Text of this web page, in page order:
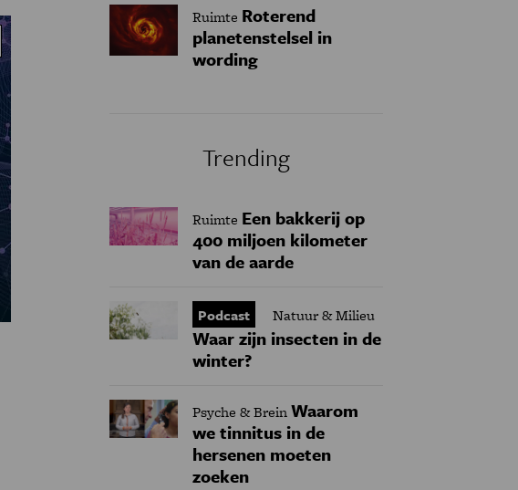
Ruimte Roterend
planetenstelsel in
wording
Trending
Ruimte Een bakkerij op
400 miljoen kilometer
van de aarde
Podcast Natuur & Milieu
Waar zijn insecten in de
winter?
Psyche & BreinWaarom
we tinnitus in de
hersenen moeten
zoeken